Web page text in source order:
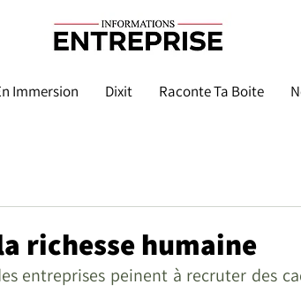
Immersion Dixit Raconte Ta Boite
richesse humaine
entreprises peinent à recruter des